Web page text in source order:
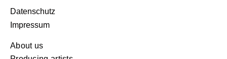
Datenschutz
Impressum
About us